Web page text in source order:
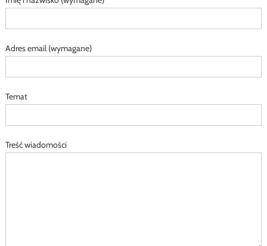
Adres email (wymagane)
Temat
Treść wiadomości